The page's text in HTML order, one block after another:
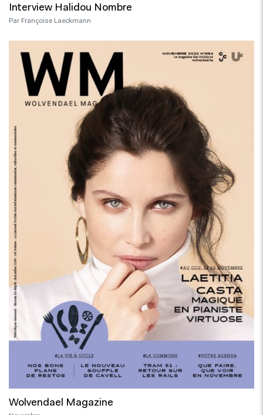
Interview Halidou Nombre
Par Françoise Laeckmann
Wolvendael Magazine